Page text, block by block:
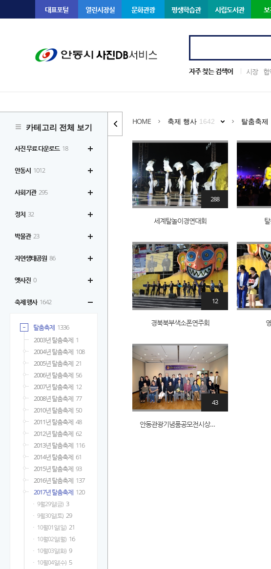
대표포털 열린시장실 문화관광 평생학습관 시립도서관
자주 찾는 검색어 시장 협
카테고리 전체 보기
사진 무료 다운로드 18
안동시 1012
사회기관 295
정치 32
박물관 23
자연생태공원 86
옛사진 0
축제 행사 1642
탈춤축제 1336
2003년 탈춤축제 1
2004년 탈춤축제 108
2005년 탈춤축제 21
2006년 탈춤축제 56
2007년 탈춤축제 12
2008년 탈춤축제 77
2010년 탈춤축제 50
2011년 탈춤축제 48
2012년 탈춤축제 62
2013년 탈춤축제 116
2014년 탈춤축제 61
2015년 탈춤축제 93
2016년 탈춤축제 137
2017년 탈춤축제 120
9월29일(금) 3
9월30일(토) 29
10월01일(일) 21
10월02일(월) 16
10월03일(화) 9
10월04일(수) 5
HOME 축제 행사 1642 탈춤축제
세계탈놀이경연대회
288
경북북부색소폰연주회
12
안동관광기념품공모전시상식_41
43